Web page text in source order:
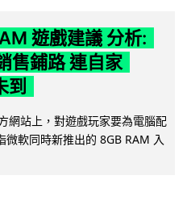
遊戲建議 分析:
售鋪路 連自家
到
網站上，對遊戲玩家要為電腦配
軟同時新推出的 8GB RAM 入